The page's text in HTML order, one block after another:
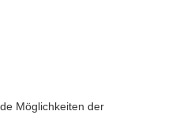
Möglichkeiten der